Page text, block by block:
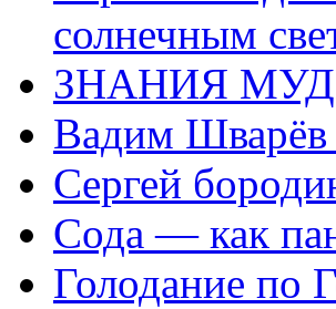
солнечным
ЗНАНИЯ
Вадим
Сергей
Сода — как
Голодание по